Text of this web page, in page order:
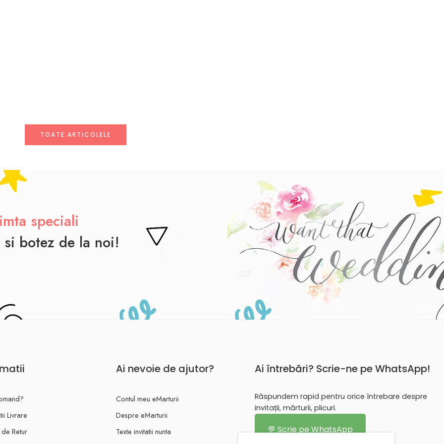
TOATE ARTICOLELE
speciali
botez de la noi!
Livrare
Retur
Ai nevoie de ajutor?
Contul meu eMarturii
Despre eMarturii
Texte invitatii nunta
Ai întrebări? Scrie-ne pe WhatsApp!
Răspundem rapid pentru orice întrebare despre
invitații, mărturii, plicuri.
💬 Scrie pe WhatsApp